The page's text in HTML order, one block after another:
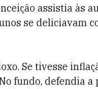
assistia às
se deliciavam
Se tivesse
fundo, defendia